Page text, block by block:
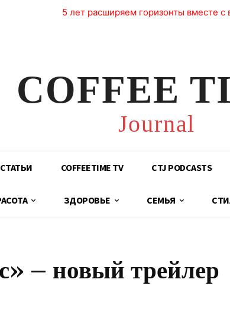
5 лет расширяем горизонты вместе с
COFFEE
Journal
COFFEETIME TV CTJ PODCASTS
ЗДОРОВЬЕ СЕМЬЯ
– новый трейлер